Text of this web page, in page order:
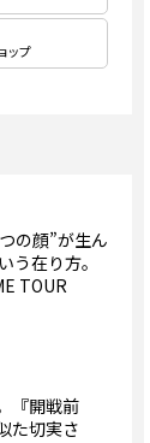
ップ
の顔”が生ん
う在り方。
TOUR
『開戦前
た切実さ